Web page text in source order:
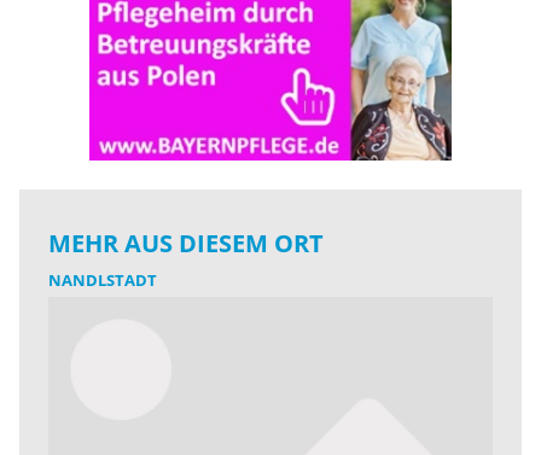
MEHR AUS DIESEM ORT
NANDLSTADT